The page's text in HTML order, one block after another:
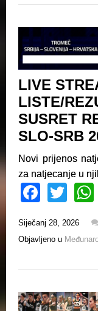
o
o
k
LIVE
LISTE/
SUSRET
SLO-SRB
Novi prijenos
za natjecanje u
F
c
e
b
o
T
tt
er
Siječanj 28, 2026
Objavljeno u